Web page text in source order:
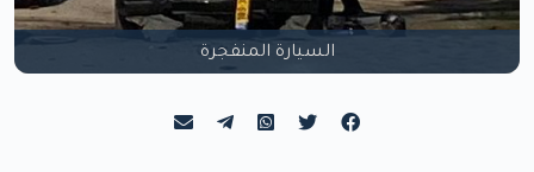
السيارة المنفجرة